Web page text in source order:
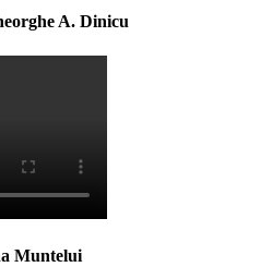
A. Dinicu
Muntelui